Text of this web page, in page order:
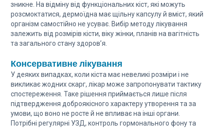
зникне. На відміну від функціональних кіст, які можуть
розсмоктатися, дермоїдна має щільну капсулу й вміст, який
організм самостійно не усуває. Вибір методу лікування
залежить від розмірів кісти, віку жінки, планів на вагітність
та загального стану здоров’я.
Консервативне лікування
У деяких випадках, коли кіста має невеликі розміри і не
викликає жодних скарг, лікар може запропонувати тактику
спостереження. Таке рішення приймається лише після
підтвердження доброякісного характеру утворення та за
умови, що воно не росте й не впливає на інші органи.
Потрібні регулярні УЗД, контроль гормонального фону та